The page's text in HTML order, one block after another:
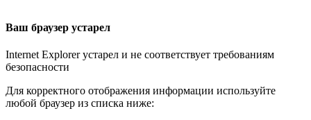
Ваш браузер устарел
Internet Explorer устарел и не соответствует требованиям
безопасности
Для корректного отображения информации используйте
любой браузер из списка ниже: